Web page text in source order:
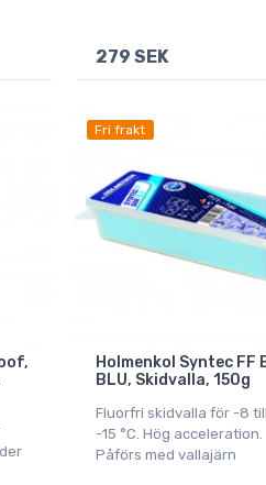
279 SEK
Fri frakt
Holmenkol Syntec FF
BLU, Skidvalla, 150g
Fluorfri skidvalla för -8 till
-15 °C. Hög acceleration.
Påförs med vallajärn